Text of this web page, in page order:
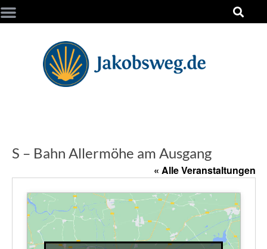
S – Bahn Allermöhe am Ausgang
« Alle Veranstaltungen